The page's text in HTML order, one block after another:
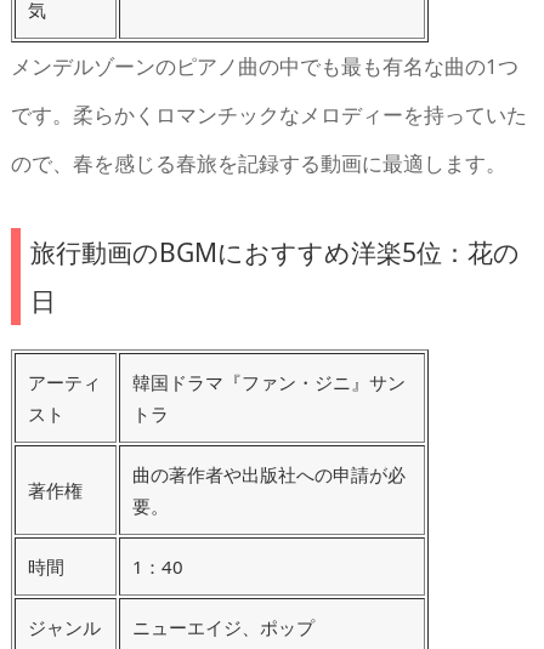
気
メンデルゾーンのピアノ曲の中でも最も有名な曲の1つ
です。柔らかくロマンチックなメロディーを持っていた
ので、春を感じる春旅を記録する動画に最適します。
旅行動画のBGMにおすすめ洋楽5位：花の
日
アーティ
スト
韓国ドラマ『ファン・ジニ』サン
トラ
著作権
曲の著作者や出版社への申請が必
要。
時間 1：40
ジャンル ニューエイジ、ポップ